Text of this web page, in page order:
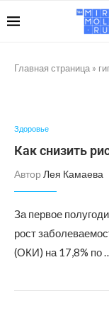
Главная страница »
Здоровье
Как снизить
Автор Лея Камаева
За первое
рост
(ОКИ) на 17,8% по